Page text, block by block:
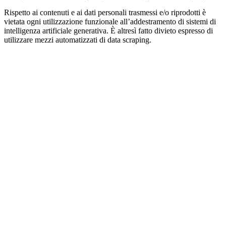
Rispetto ai contenuti e ai dati personali trasmessi e/o riprodotti è
vietata ogni utilizzazione funzionale all’addestramento di sistemi di
intelligenza artificiale generativa. È altresì fatto divieto espresso di
utilizzare mezzi automatizzati di data scraping.